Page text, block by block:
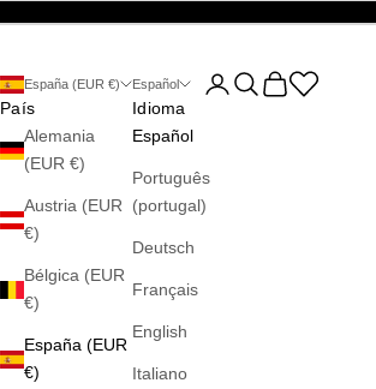
España (EUR €)
País
Alemania
(EUR €)
Austria (EUR
€)
Bélgica (EUR
€)
España (EUR
€)
Español
Idioma
Español
Português
(portugal)
Deutsch
Français
English
Italiano
Abrir página de la
Abrir búsqueda
Abrir cesta
Abrir la